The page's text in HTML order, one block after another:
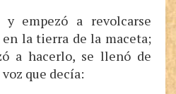
empezó a revolcarse
la tierra de la maceta;
a hacerlo, se llenó de
que decía: